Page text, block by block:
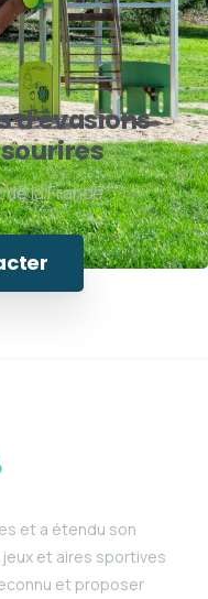
d'évasions
la France.
et a étendu son
et aires sportives
et proposer